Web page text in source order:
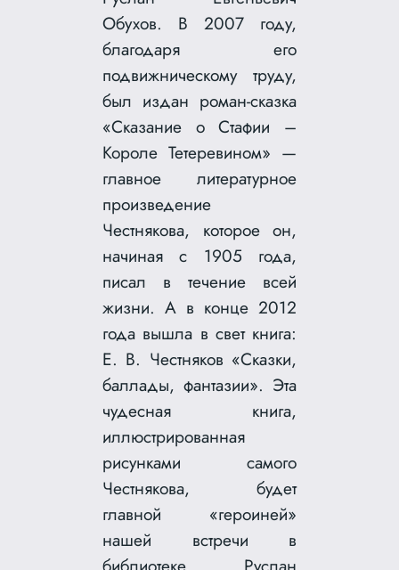
Обухов. В 2007 году,
благодаря его
подвижническому труду,
был издан роман-сказка
«Сказание о Стафии –
Короле Тетеревином» —
главное литературное
произведение
Честнякова, которое он,
начиная с 1905 года,
писал в течение всей
жизни. А в конце 2012
года вышла в свет книга:
Е. В. Честняков «Сказки,
баллады, фантазии». Эта
чудесная книга,
иллюстрированная
рисунками самого
Честнякова, будет
главной «героиней»
нашей встречи в